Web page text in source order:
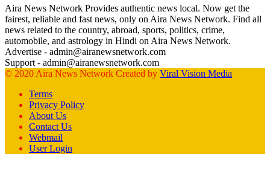
Aira News Network Provides authentic news local. Now get the
fairest, reliable and fast news, only on Aira News Network. Find all
news related to the country, abroad, sports, politics, crime,
automobile, and astrology in Hindi on Aira News Network.
Advertise - admin@airanewsnetwork.com
Support - admin@airanewsnetwork.com
© 2020 Aira News Network Created by Viral Vision Media
Terms
Privacy Policy
About Us
Contact Us
Webmail
User Login